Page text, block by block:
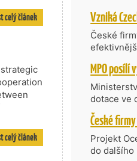
celý článek
celý článek
České
nabídne
zahraniční
dotace ve
Transfer,
Částkou
Projekt
do dalšího